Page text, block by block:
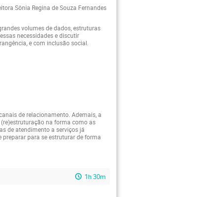
Sônia Regina de Souza Fernandes
volumes de dados, estruturas
necessidades e discutir
e com inclusão social.
de relacionamento. Ademais, a
na forma como as
de atendimento a serviços já
para se estruturar de forma
1h 30m